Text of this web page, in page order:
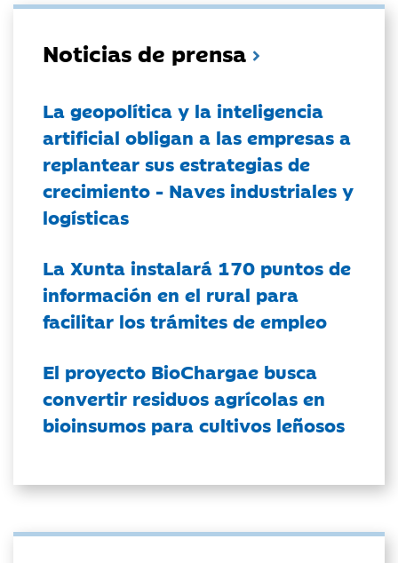
Noticias de prensa
La geopolítica y la inteligencia
artificial obligan a las empresas a
replantear sus estrategias de
crecimiento - Naves industriales y
logísticas
La Xunta instalará 170 puntos de
información en el rural para
facilitar los trámites de empleo
El proyecto BioChargae busca
convertir residuos agrícolas en
bioinsumos para cultivos leñosos